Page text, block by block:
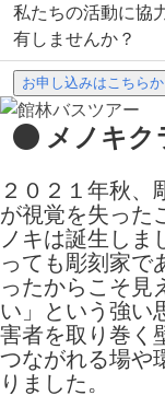
私たちの活動に協
有しませんか？
お申し込みはこちらか
メノキク
２０２１年秋、
が視覚を失った
ノキは誕生しま
っても彫刻家で
ったからこそ見
い」という強い
害者を取り巻く
つながれる場や
りました。